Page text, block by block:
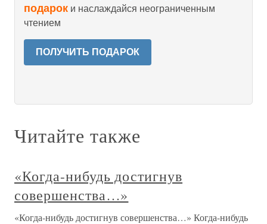
подарок и наслаждайся неограниченным
чтением
ПОЛУЧИТЬ ПОДАРОК
Читайте также
«Когда-нибудь достигнув
совершенства…»
«Когда-нибудь достигнув совершенства…» Когда-нибудь